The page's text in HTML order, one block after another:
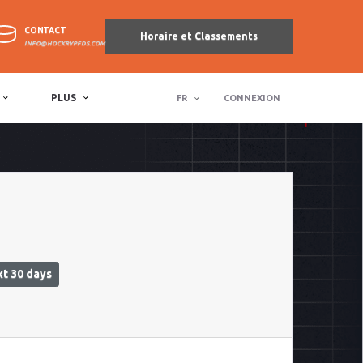
CONTACT
INFO@HOCKRYPFDS.COM
Horaire et Classements
PLUS FR CONNEXION
30 days